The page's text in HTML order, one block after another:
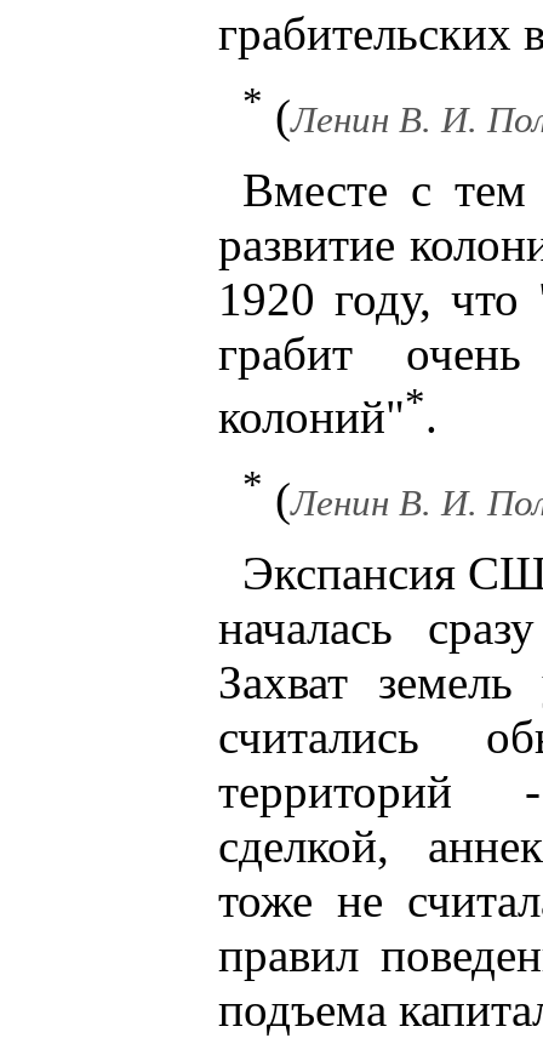
грабительских
* (Ленин В. И.
Вместе с
развитие
1920 году,
грабит
колоний"*.
* (Ленин В. И.
Экспансия
началась
Захват
считались
территорий
сделкой,
тоже не
правил
подъема